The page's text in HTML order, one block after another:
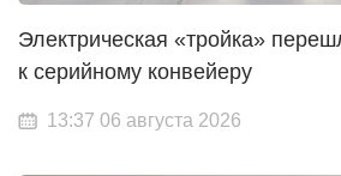
Электрическая «тройка»
к серийному конвейеру
13:37 06 августа 2026